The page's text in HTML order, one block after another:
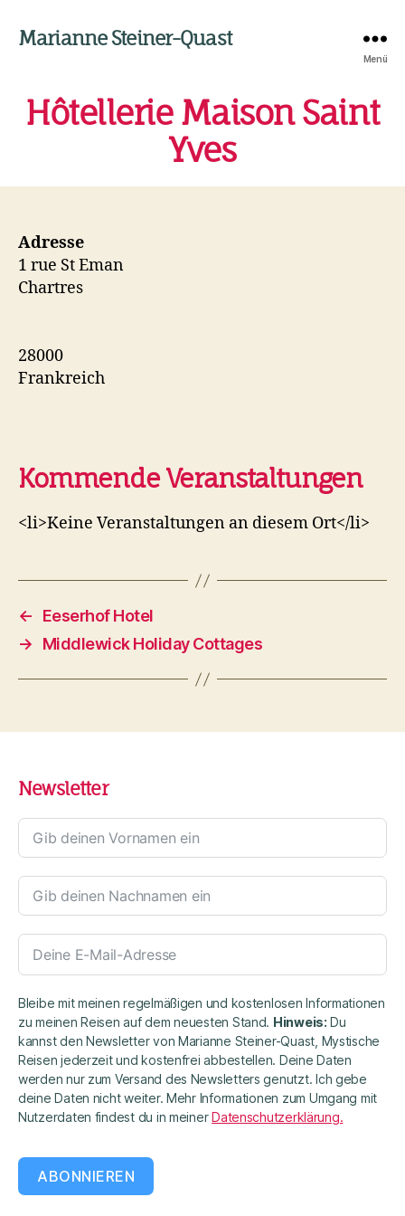
Marianne Steiner-Quast
Menü
Hôtellerie Maison Saint
Yves
Adresse
1 rue St Eman
Chartres
28000
Frankreich
Kommende Veranstaltungen
<li>Keine Veranstaltungen an diesem Ort</li>
←
Eeserhof Hotel
→
Middlewick Holiday Cottages
Newsletter
Bleibe mit meinen regelmäßigen und kostenlosen Informationen
zu meinen Reisen auf dem neuesten Stand. Hinweis: Du
kannst den Newsletter von Marianne Steiner-Quast, Mystische
Reisen jederzeit und kostenfrei abbestellen. Deine Daten
werden nur zum Versand des Newsletters genutzt. Ich gebe
deine Daten nicht weiter. Mehr Informationen zum Umgang mit
Nutzerdaten findest du in meinerDatenschutzerklärung.
ABONNIEREN